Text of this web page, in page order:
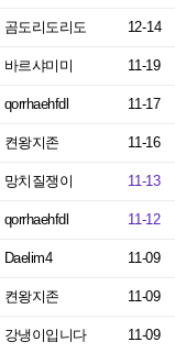
곰도리도리도 12-14
바르샤미미 11-19
qorrhaehfdl 11-17
켠왕지존 11-16
망치질쟁이 11-13
qorrhaehfdl 11-12
Daelim4 11-09
켠왕지존 11-09
강냉이입니다 11-09